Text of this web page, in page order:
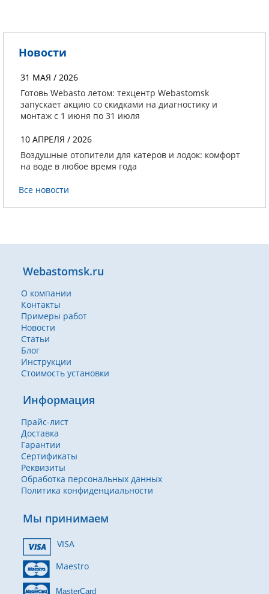
Новости
31 МАЯ / 2026
Готовь Webasto летом: техцентр Webastomsk
запускает акцию со скидками на диагностику и
монтаж с 1 июня по 31 июля
10 АПРЕЛЯ / 2026
Воздушные отопители для катеров и лодок: комфорт
на воде в любое время года
Все новости
Webastomsk.ru
О компании
Контакты
Примеры работ
Новости
Статьи
Блог
Инструкции
Стоимость установки
Информация
Прайс-лист
Доставка
Гарантии
Сертификаты
Реквизиты
Обработка персональных данных
Политика конфиденциальности
Мы принимаем
VISA
Maestro
MasterCard